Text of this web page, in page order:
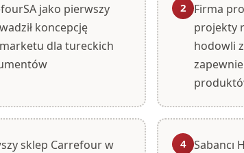
jako pierwszy
koncepcję
dla tureckich
2
Firma
projekty
hodowli
sklep Carrefour w
4 Sabancı